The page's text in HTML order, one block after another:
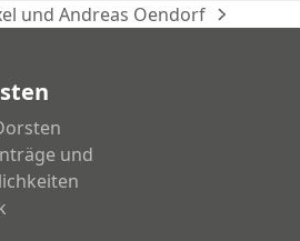
und Andreas Oendorf
und